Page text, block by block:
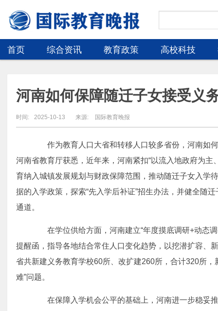
首页 综合资讯 教育政策 高校科技
河南如何保障随迁子女接受义
时间: 2025-10-13 来源: 国际教育晚报
作为教育人口大省和转移人口较多省份，河南如
河南省教育厅获悉，近年来，河南紧扣“以流入地政府为
育纳入城镇发展规划与财政保障范围，推动随迁子女入学
据的入学政策，探索“先入学后补证”招生办法，并健全随
通道。
在学位供给方面，河南建立“年度摸底调研+动态调
提醒函，指导各地结合常住人口变化趋势，以挖潜扩容、
省共新建义务教育学校60所、改扩建260所，合计320所
难”问题。
在保障入学机会公平的基础上，河南进一步稳妥